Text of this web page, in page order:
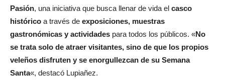
Pasión, una iniciativa que busca llenar de vida el casco
histórico a través de exposiciones, muestras
gastronómicas y actividades para todos los públicos. «No
se trata solo de atraer visitantes, sino de que los propios
veleños disfruten y se enorgullezcan de su Semana
Santa«, destacó Lupiañez.